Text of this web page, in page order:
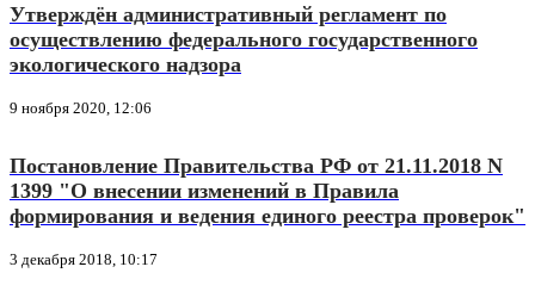
Утверждён административный регламент по
осуществлению федерального государственного
экологического надзора
9 ноября 2020, 12:06
Постановление Правительства РФ от 21.11.2018 N
1399 "О внесении изменений в Правила
формирования и ведения единого реестра проверок"
3 декабря 2018, 10:17